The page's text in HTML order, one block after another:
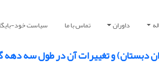
داوران تماس با ما سیاست خود-
دبستان) و تغییرات آن در طول سه